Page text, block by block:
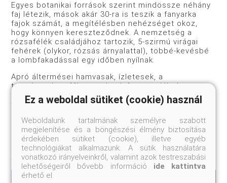
Egyes botanikai források szerint mindössze néhány
faj létezik, mások akár 30-ra is teszik a fanyarka
fajok számát, a megítélésben nehézséget okoz,
hogy könnyen kereszteződnek. A nemzetség a
rózsafélék családjához tartozik, 5-szirmú virágai
fehérek (olykor, rózsás árnyalattal), többé-kevésbé
a lombfakadással egy időben nyílnak.
Apró áltermései hamvasak, ízletesek, a
természetben főleg madarak fogyasztják. A
fanyarkákat helyenként termesztik, kertekben a
virág- és termésdíszért, termésért, a szépen
egyes fajok helyenként faiskolában kaphatók. A
Budakeszi Herbáriumban az elmúlt hét folyamán 4
fajt figyeltünk meg.
Fotó: Dr. Rácz István
Ez a weboldal sütiket (cookie) használ
Weboldalunk tartalmának személyre szabott
megjelenítése és a böngészési élmény biztosítása
érdekében sütiket (cookie), illetve egyéb
technológiákat alkalmazunk. A sütik használatára
vonatkozó irányelveinkről, valamint azok testreszabási
lehetőségeiről bővebb információ ide kattintva
érhető el.